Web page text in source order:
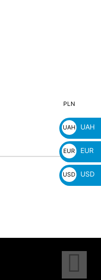
PLN
zł
UAH
₴
UAH
EUR
€
EUR
USD
$
USD